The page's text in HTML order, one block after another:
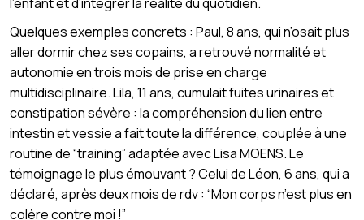
Quelques exemples concrets : Paul, 8 ans, qui n’osait plus
aller dormir chez ses copains, a retrouvé normalité et
autonomie en trois mois de prise en charge
multidisciplinaire. Lila, 11 ans, cumulait fuites urinaires et
constipation sévère : la compréhension du lien entre
intestin et vessie a fait toute la différence, couplée à une
routine de “training” adaptée avec Lisa MOENS. Le
témoignage le plus émouvant ? Celui de Léon, 6 ans, qui a
déclaré, après deux mois de rdv : “Mon corps n’est plus en
colère contre moi !”